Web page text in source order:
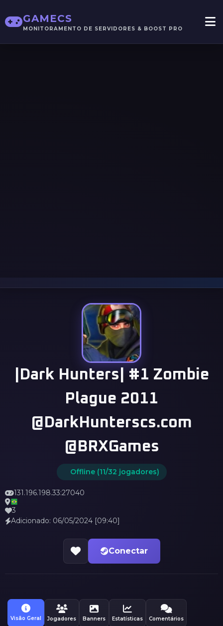
GAMECS
MONITORAMENTO DE SERVIDORES & BOOST PRO
|Dark Hunters| #1 Zombie
Plague 2011
@DarkHunterscs.com
@BRXGames
Offline (11/32 jogadores)
131.196.198.33:27040
3
Adicionado: 06/05/2024 [09:40]
Conectar
Visão Geral Jogadores Banners Estatísticas Comentários